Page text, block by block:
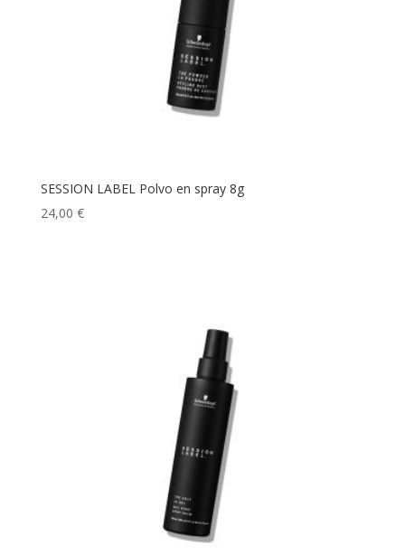
SESSION LABEL Polvo en spray 8g
24,00 €